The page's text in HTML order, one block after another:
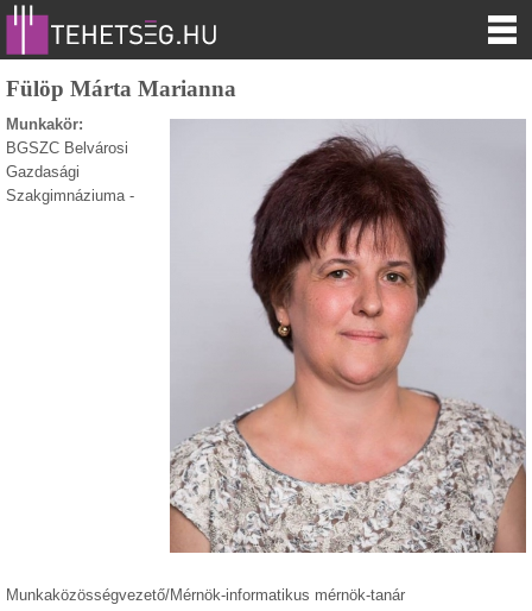
Fülöp Márta Marianna
Munkakör:
BGSZC Belvárosi
Gazdasági
Szakgimnáziuma -
Munkaközösségvezető/Mérnök-informatikus mérnök-tanár